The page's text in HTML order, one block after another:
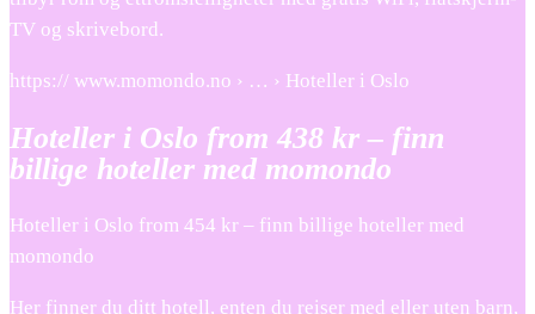
TV og skrivebord.
https:// www.momondo.no › … › Hoteller i Oslo
Hoteller i Oslo from 438 kr – finn
billige hoteller med momondo
Hoteller i Oslo from 454 kr – finn billige hoteller med
momondo
Her finner du ditt hotell, enten du reiser med eller uten barn,